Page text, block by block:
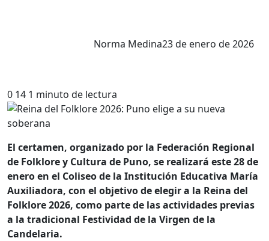
Norma Medina23 de enero de 2026
0 14 1 minuto de lectura
El certamen, organizado por la Federación Regional
de Folklore y Cultura de Puno, se realizará este 28 de
enero en el Coliseo de la Institución Educativa María
Auxiliadora, con el objetivo de elegir a la Reina del
Folklore 2026, como parte de las actividades previas
a la tradicional Festividad de la Virgen de la
Candelaria.